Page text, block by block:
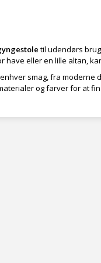
til udendørs
have eller en lille altan,
smag, fra moderne
og farver for at